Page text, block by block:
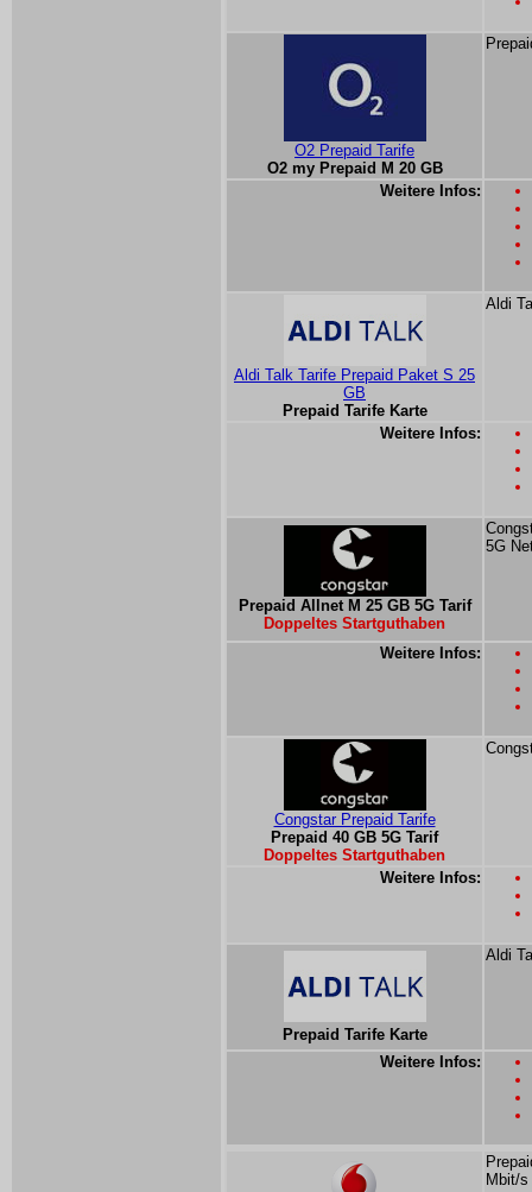
O2 Prepaid Tarife
O2 my Prepaid M 20 GB
Weitere Infos:
Aldi Talk Tarife Prepaid Paket S 25
GB
Prepaid Tarife Karte
Aldi
Weitere Infos:
Prepaid Allnet M 25 GB 5G Tarif
Doppeltes Startguthaben
5G
Weitere Infos:
Congstar Prepaid Tarife
Prepaid 40 GB 5G Tarif
Doppeltes Startguthaben
Weitere Infos:
Prepaid Tarife Karte
Aldi
Weitere Infos:
Mbit/s